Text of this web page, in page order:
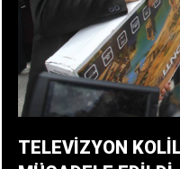
TELEVİZYON